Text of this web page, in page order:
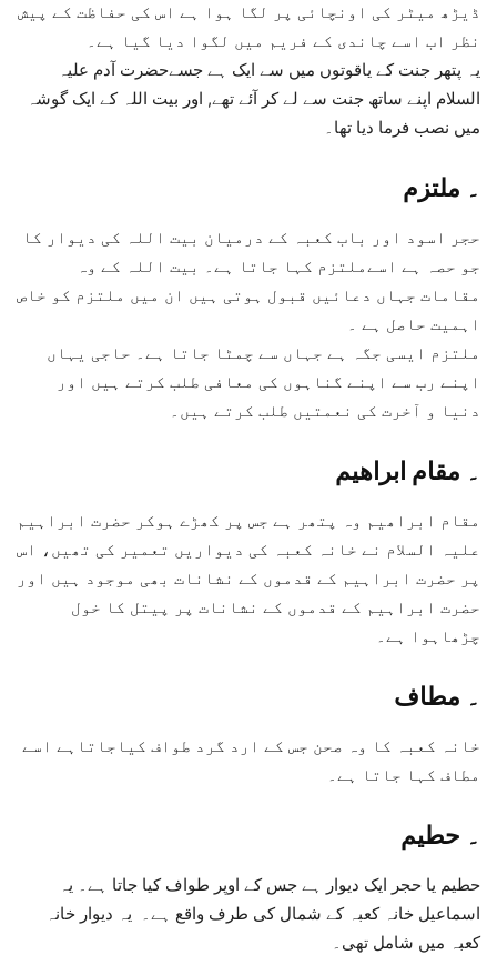
ڈیڑھ میٹر کی اونچائی پر لگا ہوا ہے اس کی حفاظت کے پیش
نظر اب اسے چاندی کے فریم میں لگوا دیا گیا ہے۔
یہ پتھر جنت کے یاقوتوں میں سے ایک ہے جسےحضرت آدم علیہ
السلام اپنے ساتھ جنت سے لے کر آئے تھے, اور بیت اللہ کے ایک گوشہ
میں نصب فرما دیا تھا۔
۔ ملتزم
حجر اسود اور
باب کعبہ کے درمیان بیت اللہ کی دیوار کا
جو حصہ ہے اسےملتزم کہا جاتا ہے۔ بیت اللہ کے وہ
مقامات جہاں دعائیں قبول ہوتی ہیں ان میں ملتزم کو خاص
اہمیت حاصل ہے ۔
ملتزم ایسی جگہ ہے جہاں سے چمٹا جاتا ہے۔ حاجی یہاں
اپنے رب سے اپنے گناہوں کی معافی طلب کرتے ہیں اور
دنیا و آخرت کی نعمتیں طلب کرتے ہیں۔
۔ مقام ابراھیم
مقام ابراھیم وہ پتھر ہے جس پر کھڑے ہوکر حضرت ابراہیم
علیہ السلام نے خانہ کعبہ کی دیواریں تعمیر کی تھیں، اس
پر حضرت ابراہیم کے قدموں کے نشانات بھی موجود ہیں اور
حضرت ابراہیم کے قدموں کے نشانات پر پیتل کا خول
چڑھاہوا ہے۔
۔ مطاف
خانہ کعبہ کا وہ صحن جس کے ارد گرد طواف کیاجاتاہے اسے
مطاف کہا جاتا ہے۔
۔ حطیم
حطیم یا حجر ایک دیوار ہے جس کے اوپر طواف کیا جاتا ہے۔ یہ
اسماعیل خانہ کعبہ کے شمال کی طرف واقع ہے۔ یہ دیوار خانہ
کعبہ میں شامل تھی۔